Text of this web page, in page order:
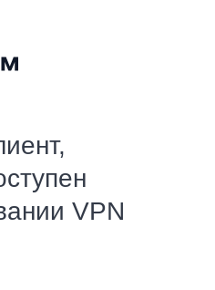
VPN